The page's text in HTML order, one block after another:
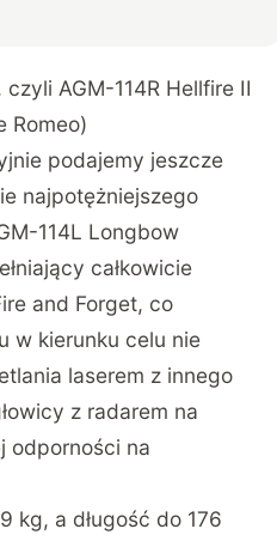
AGM-114R Hellfire II
Romeo)
podajemy jeszcze
najpotężniejszego
114L Longbow
całkowicie
and Forget, co
w kierunku celu nie
laserem z innego
z radarem na
odporności na
kg, a długość do 176